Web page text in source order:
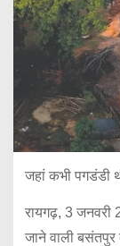
जहां कभी पगडंडी
रायगढ़, 3 जनवरी
जाने वाली